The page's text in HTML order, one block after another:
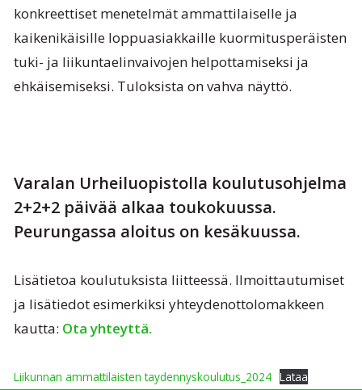
konkreettiset menetelmät ammattilaiselle ja
kaikenikäisille loppuasiakkaille kuormitusperäisten
tuki- ja liikuntaelinvaivojen helpottamiseksi ja
ehkäisemiseksi. Tuloksista on vahva näyttö.
Varalan Urheiluopistolla koulutusohjelma
2+2+2 päivää alkaa toukokuussa.
Peurungassa aloitus on kesäkuussa.
Lisätietoa koulutuksista liitteessä. Ilmoittautumiset
ja lisätiedot esimerkiksi yhteydenottolomakkeen
kautta: Ota yhteyttä.
Liikunnan ammattilaisten taydennyskoulutus_2024 Lataa